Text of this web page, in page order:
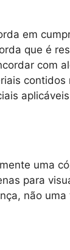
em
que é
com
uma
para
não